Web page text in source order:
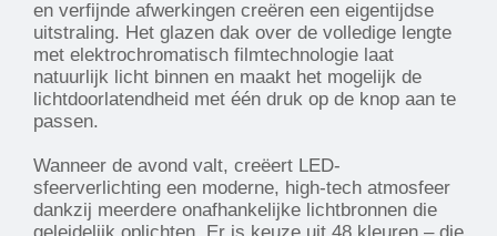
en verfijnde afwerkingen creëren een eigentijdse
uitstraling. Het glazen dak over de volledige lengte
met elektrochromatisch filmtechnologie laat
natuurlijk licht binnen en maakt het mogelijk de
lichtdoorlatendheid met één druk op de knop aan te
passen.
Wanneer de avond valt, creëert LED-
sfeerverlichting een moderne, high-tech atmosfeer
dankzij meerdere onafhankelijke lichtbronnen die
geleidelijk oplichten. Er is keuze uit 48 kleuren – die